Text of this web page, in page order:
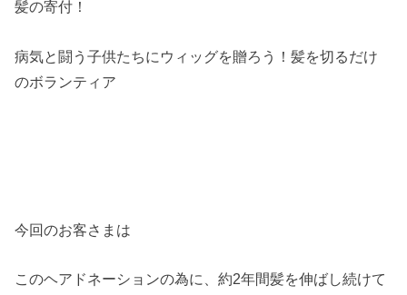
髪の寄付！
病気と闘う子供たちにウィッグを贈ろう！髪を切るだけ
のボランティア
今回のお客さまは
このヘアドネーションの為に、約2年間髪を伸ばし続けて